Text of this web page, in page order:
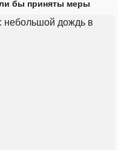
бы приняты меры